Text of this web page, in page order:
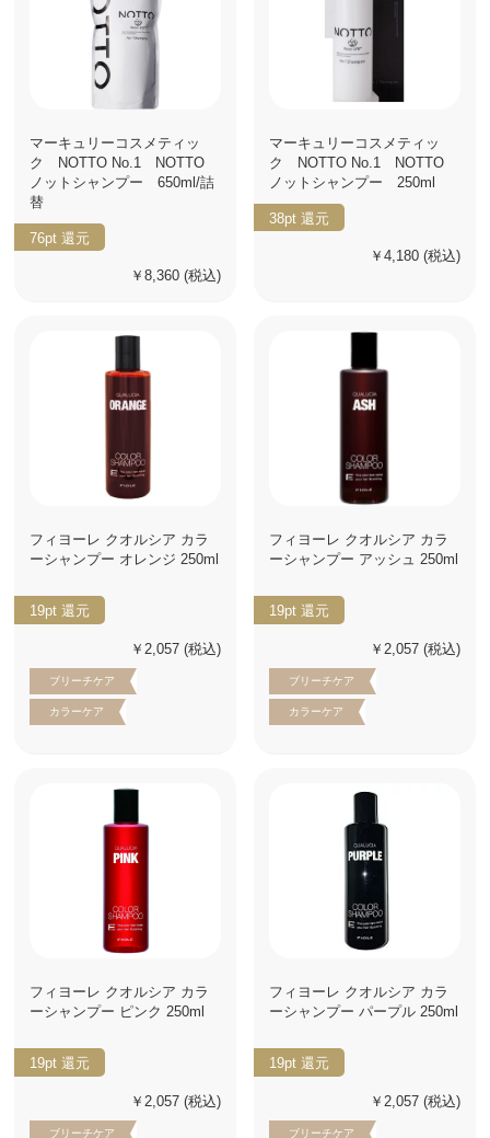
マーキュリーコスメティッ
ク NOTTO No.1 NOTTO
ノットシャンプー 650ml/詰
替
76pt 還元
￥8,360 (税込)
マーキュリーコスメティッ
ク NOTTO No.1 NOTTO
ノットシャンプー 250ml
38pt 還元
￥4,180 (税込)
フィヨーレ クオルシア カラ
ーシャンプー オレンジ 250ml
19pt 還元
￥2,057 (税込)
ブリーチケア
カラーケア
フィヨーレ クオルシア カラ
ーシャンプー アッシュ 250ml
19pt 還元
￥2,057 (税込)
ブリーチケア
カラーケア
フィヨーレ クオルシア カラ
ーシャンプー ピンク 250ml
19pt 還元
￥2,057 (税込)
ブリーチケア
フィヨーレ クオルシア カラ
ーシャンプー パープル 250ml
19pt 還元
￥2,057 (税込)
ブリーチケア